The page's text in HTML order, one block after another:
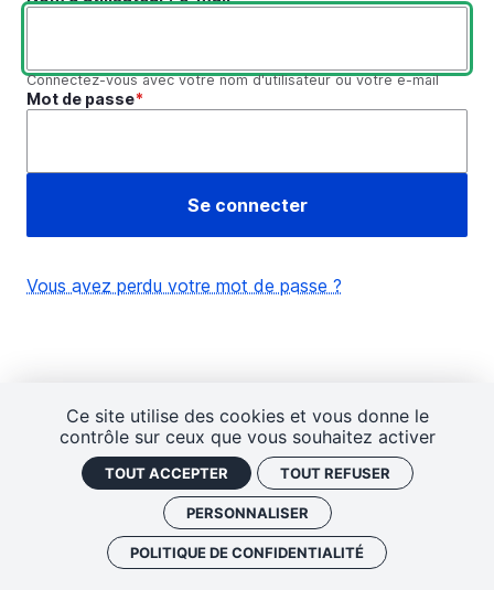
Ce site utilise des cookies et vous donne le
contrôle sur ceux que vous souhaitez activer
TOUT ACCEPTER TOUT REFUSER
PERSONNALISER
POLITIQUE DE CONFIDENTIALITÉ
Connectez-vous avec votre nom d'utilisateur ou votre e-mail
Mot de passe
Vous avez perdu votre mot de passe ?